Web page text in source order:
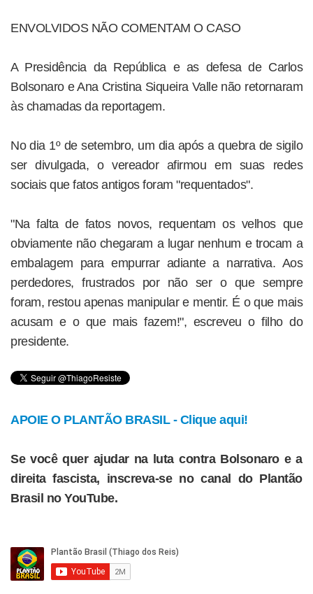
ENVOLVIDOS NÃO COMENTAM O CASO
A Presidência da República e as defesa de Carlos
Bolsonaro e Ana Cristina Siqueira Valle não retornaram
às chamadas da reportagem.
No dia 1º de setembro, um dia após a quebra de sigilo
ser divulgada, o vereador afirmou em suas redes
sociais que fatos antigos foram "requentados".
"Na falta de fatos novos, requentam os velhos que
obviamente não chegaram a lugar nenhum e trocam a
embalagem para empurrar adiante a narrativa. Aos
perdedores, frustrados por não ser o que sempre
foram, restou apenas manipular e mentir. É o que mais
acusam e o que mais fazem!", escreveu o filho do
presidente.
APOIE O PLANTÃO BRASIL - Clique aqui!
Se você quer ajudar na luta contra Bolsonaro e a
direita fascista, inscreva-se no canal do Plantão
Brasil no YouTube.